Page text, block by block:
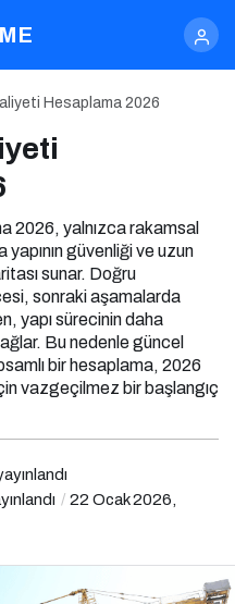
Hesaplama 2026
2026, yalnızca rakamsal
güvenliği ve uzun
sunar. Doğru
sonraki aşamalarda
yapı sürecinin daha
Bu nedenle güncel
bir hesaplama, 2026
vazgeçilmez bir başlangıç
22 Ocak 2026,
Hesaplama 2026